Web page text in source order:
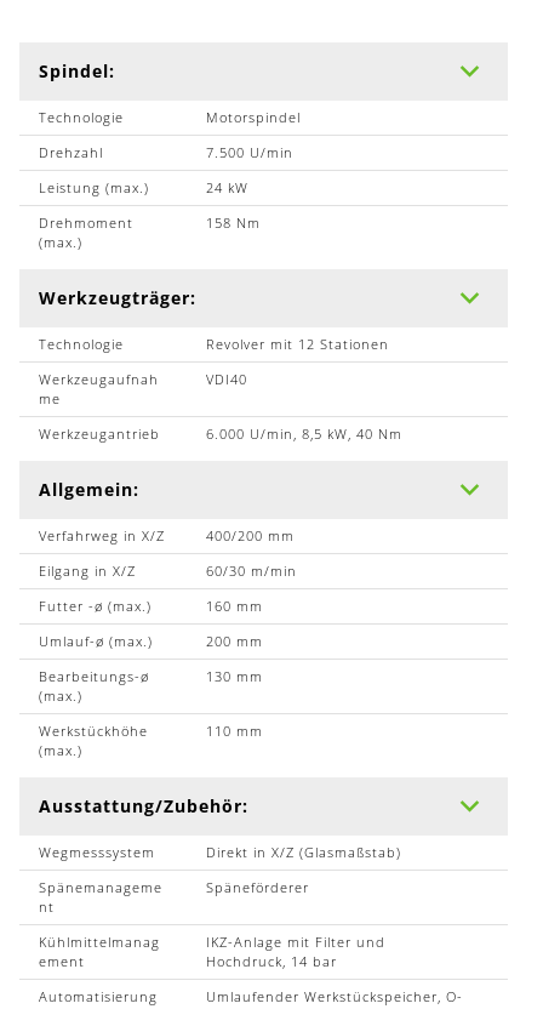
Spindel:
Technologie
Motorspindel
Drehzahl
7.500 U/min
Leistung (max.)
24 kW
Drehmoment
(max.)
158 Nm
Werkzeugträger:
Technologie
Revolver mit 12 Stationen
Werkzeugaufnah
me
VDI40
Werkzeugantrieb 6.000 U/min, 8,5 kW, 40 Nm
Allgemein:
Verfahrweg in X/Z
400/200 mm
Eilgang in X/Z
60/30 m/min
Futter -ø (max.)
160 mm
Umlauf-ø (max.)
200 mm
Bearbeitungs-ø
(max.)
130 mm
Werkstückhöhe
(max.)
110 mm
Ausstattung/Zubehör:
Wegmesssystem
Direkt in X/Z (Glasmaßstab)
Spänemanageme
nt
Späneförderer
Kühlmittelmanag
ement
IKZ-Anlage mit Filter und
Hochdruck, 14 bar
Automatisierung
Umlaufender Werkstückspeicher, O-